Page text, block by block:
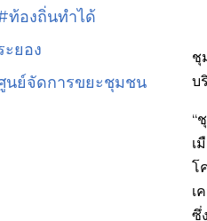
ท้องถิ่นทำได้
ะยอง
นย์จัดการขยะชุมชน
ชุ
บ
“
เ
โ
เ
ซึ่